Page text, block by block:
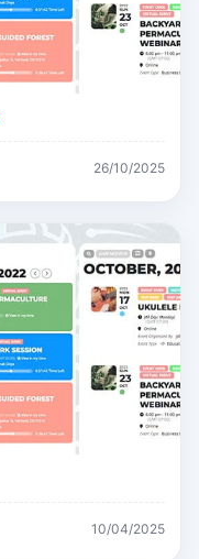
26/10/2025
10/04/2025